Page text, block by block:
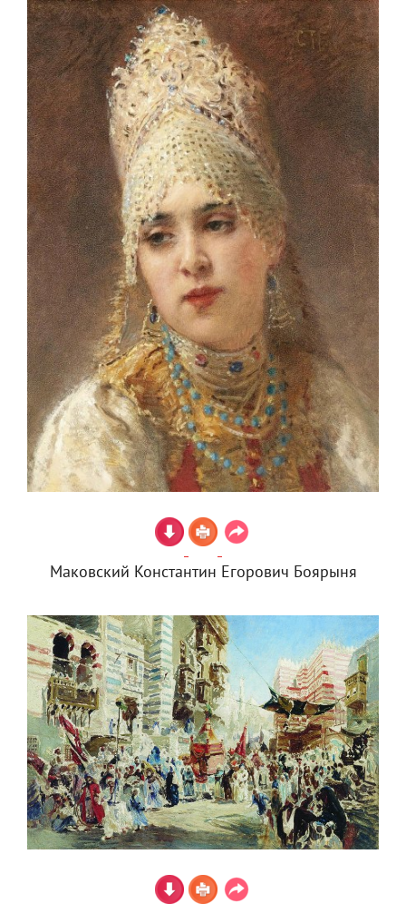
Маковский Константин Егорович Боярыня